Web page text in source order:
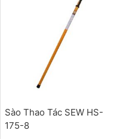
Sào Thao Tác SEW HS-
175-8